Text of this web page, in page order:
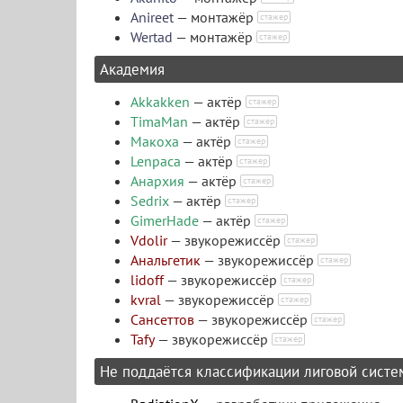
Anireet— монтажёр стажер
Wertad — монтажёр стажер
Академия
Akkakken — актёр стажер
TimaMan — актёр стажер
Макоха — актёр стажер
Lenpaca — актёр стажер
Анархия — актёр стажер
Sedrix— актёр стажер
GimerHade— актёр стажер
Vdolir— звукорежиссёр стажер
Анальгетик— звукорежиссёр стажер
lidoff— звукорежиссёр стажер
kvral— звукорежиссёр стажер
Сансеттов— звукорежиссёр стажер
Tafy— звукорежиссёр стажер
Не поддаётся классификации лиговой